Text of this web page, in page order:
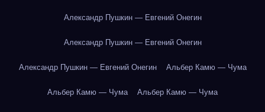
Александр Пушкин — Евгений Онегин
Александр Пушкин — Евгений Онегин
Александр Пушкин — Евгений Онегин Альбер Камю — Чума
Альбер Камю — Чума Альбер Камю — Чума